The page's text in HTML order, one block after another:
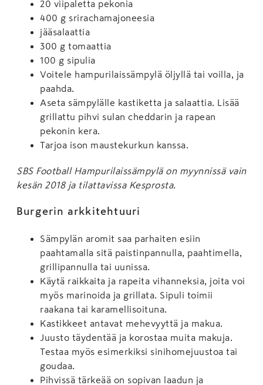
20 viipaletta pekonia
400 g srirachamajoneesia
jääsalaattia
300 g tomaattia
100 g sipulia
Voitele hampurilaissämpylä öljyllä tai voilla, ja
paahda.
Aseta sämpylälle kastiketta ja salaattia. Lisää
grillattu pihvi sulan cheddarin ja rapean
pekonin kera.
Tarjoa ison maustekurkun kanssa.
SBS Football Hampurilaissämpylä on myynnissä vain
kesän 2018 ja tilattavissa Kesprosta.
Burgerin arkkitehtuuri
Sämpylän aromit saa parhaiten esiin
paahtamalla sitä paistinpannulla, paahtimella,
grillipannulla tai uunissa.
Käytä raikkaita ja rapeita vihanneksia, joita voi
myös marinoida ja grillata. Sipuli toimii
raakana tai karamellisoituna.
Kastikkeet antavat mehevyyttä ja makua.
Juusto täydentää ja korostaa muita makuja.
Testaa myös esimerkiksi sinihomejuustoa tai
goudaa.
Pihvissä tärkeää on sopivan laadun ja